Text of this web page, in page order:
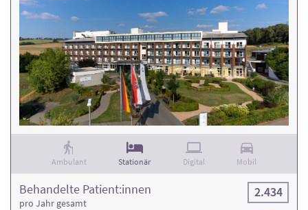
Ambulant Stationär Digital Mobil
Behandelte Patient:innen
pro Jahr gesamt
2.434